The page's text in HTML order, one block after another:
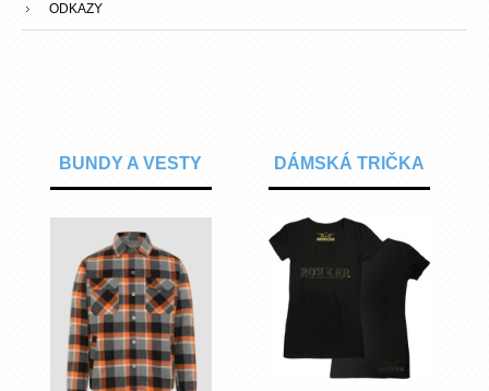
ODKAZY
BUNDY A VESTY DÁMSKÁ TRIČKA